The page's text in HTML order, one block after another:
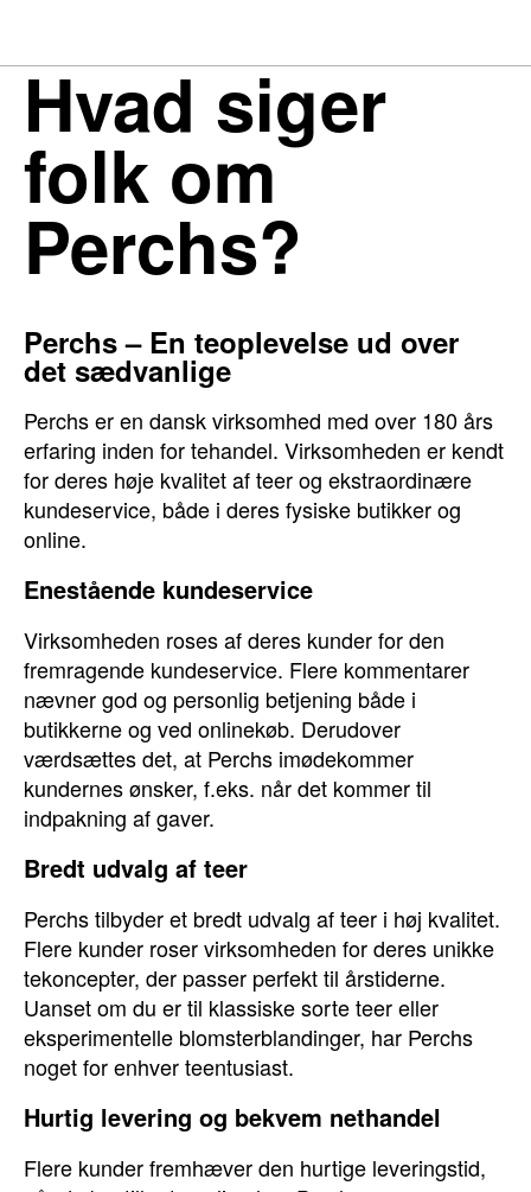
Hvad siger
folk om
Perchs?
Perchs – En teoplevelse ud over
det sædvanlige
Perchs er en dansk virksomhed med over 180 års
erfaring inden for tehandel. Virksomheden er kendt
for deres høje kvalitet af teer og ekstraordinære
kundeservice, både i deres fysiske butikker og
online.
Enestående kundeservice
Virksomheden roses af deres kunder for den
fremragende kundeservice. Flere kommentarer
nævner god og personlig betjening både i
butikkerne og ved onlinekøb. Derudover
værdsættes det, at Perchs imødekommer
kundernes ønsker, f.eks. når det kommer til
indpakning af gaver.
Bredt udvalg af teer
Perchs tilbyder et bredt udvalg af teer i høj kvalitet.
Flere kunder roser virksomheden for deres unikke
tekoncepter, der passer perfekt til årstiderne.
Uanset om du er til klassiske sorte teer eller
eksperimentelle blomsterblandinger, har Perchs
noget for enhver teentusiast.
Hurtig levering og bekvem nethandel
Flere kunder fremhæver den hurtige leveringstid,